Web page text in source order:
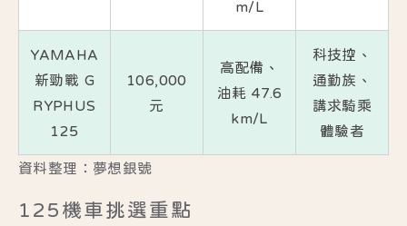
m/L
YAMAHA
新勁戰 G
RYPHUS
125
106,000
元
高配備、
油耗 47.6
km/L
科技控、
通勤族、
講求騎乘
體驗者
資料整理：夢想銀號
125機車挑選重點